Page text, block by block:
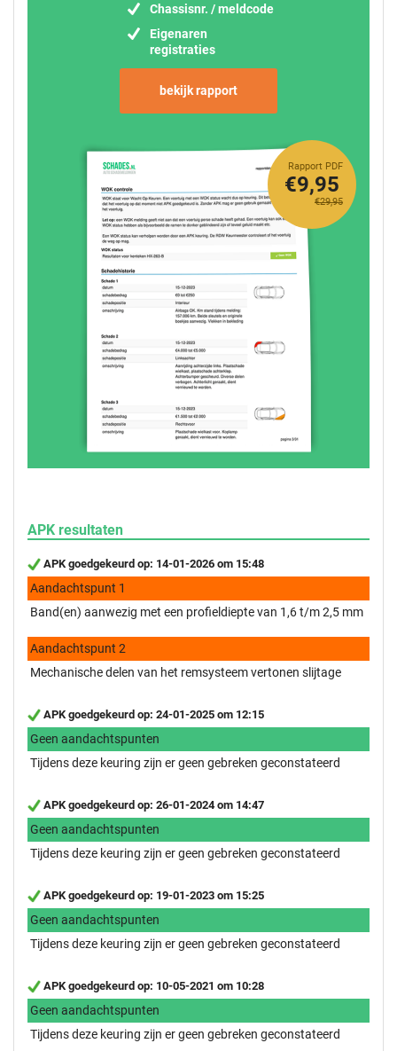
Chassisnr. / meldcode
Eigenaren
registraties
bekijk rapport
Rapport PDF
€29,95
€9,95
APK resultaten
APK goedgekeurd op: 14-01-2026 om 15:48
Aandachtspunt 1
Band(en) aanwezig met een profieldiepte van 1,6 t/m 2,5 mm
Aandachtspunt 2
Mechanische delen van het remsysteem vertonen slijtage
APK goedgekeurd op: 24-01-2025 om 12:15
Geen aandachtspunten
Tijdens deze keuring zijn er geen gebreken geconstateerd
APK goedgekeurd op: 26-01-2024 om 14:47
Geen aandachtspunten
Tijdens deze keuring zijn er geen gebreken geconstateerd
APK goedgekeurd op: 19-01-2023 om 15:25
Geen aandachtspunten
Tijdens deze keuring zijn er geen gebreken geconstateerd
APK goedgekeurd op: 10-05-2021 om 10:28
Geen aandachtspunten
Tijdens deze keuring zijn er geen gebreken geconstateerd